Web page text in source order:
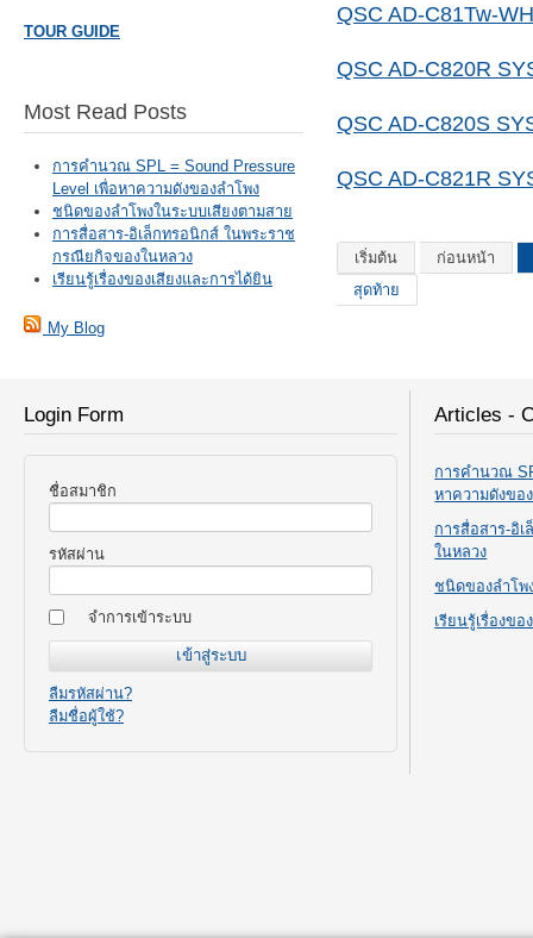
TOUR GUIDE
Most Read Posts
การคำนวณ SPL = Sound Pressure
Level เพื่อหาความดังของลำโพง
ชนิดของลำโพงในระบบเสียงตามสาย
การสื่อสาร-อิเล็กทรอนิกส์ ในพระราช
กรณียกิจของในหลวง
เรียนรู้เรื่องของเสียงและการได้ยิน
My Blog
QSC AD-C81Tw-
QSC AD-C820R
QSC AD-C820S
QSC AD-C821R
เริ่มต้น
ก่อนหน้า
สุดท้าย
Login Form
ชื่อสมาชิก
รหัสผ่าน
จำการเข้าระบบ
ลืมรหัสผ่าน?
ลืมชื่อผู้ใช้?
Articles -
การคำนวณ
หาความดังขอ
การสื่อสาร-อิ
ในหลวง
ชนิดของลำโพ
เรียนรู้เรื่องขอ